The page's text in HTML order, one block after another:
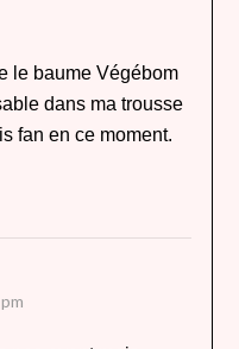
le baume Végébom
dans ma trousse
fan en ce moment.